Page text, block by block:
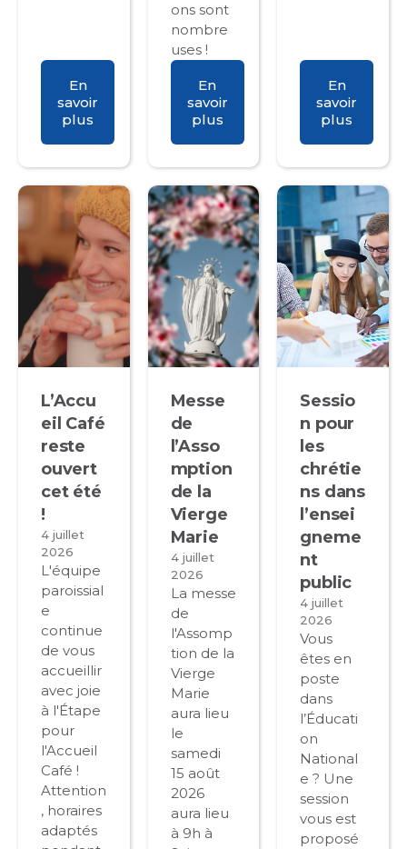
En
savoir
plus
ons sont
nombre
uses !
En
savoir
plus
En
savoir
plus
L’Accu
eil Café
reste
ouvert
cet été
!
4 juillet
2026
L'équipe
paroissial
e
continue
de vous
accueillir
avec joie
à l'Étape
pour
l'Accueil
Café !
Attention
, horaires
adaptés
Messe
de
l’Asso
mption
de la
Vierge
Marie
4 juillet
2026
La messe
de
l'Assomp
tion de la
Vierge
Marie
aura lieu
le
samedi
15 août
2026
aura lieu
à 9h à
Sessio
n pour
les
chrétie
ns dans
l’ensei
gneme
nt
public
4 juillet
2026
Vous
êtes en
poste
dans
l’Éducati
on
National
e ? Une
session
vous est
proposé